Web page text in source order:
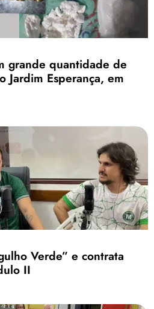
grande quantidade de
Jardim Esperança, em
Verde” e contrata
II